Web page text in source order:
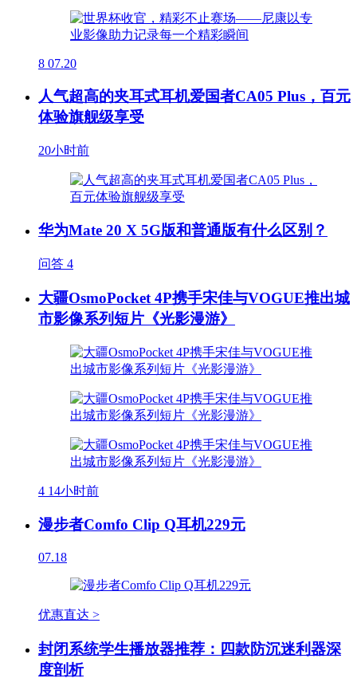
8 07.20
人气超高的夹耳式耳机爱国者CA05 Plus，百元
体验旗舰级享受
20小时前
华为Mate 20 X 5G版和普通版有什么区别？
问答 4
大疆OsmoPocket 4P携手宋佳与VOGUE推出城
市影像系列短片《光影漫游》
4 14小时前
漫步者Comfo Clip Q耳机229元
07.18
优惠直达 >
封闭系统学生播放器推荐：四款防沉迷利器深
度剖析